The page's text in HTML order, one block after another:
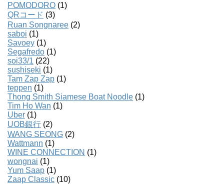
POMODORO (1)
QRコード (3)
Ruan Songnaree (2)
saboi (1)
Savoey (1)
Segafredo (1)
soi33/1 (22)
sushiseki (1)
Tam Zap Zap (1)
teppen (1)
Thong Smith Siamese Boat Noodle (1)
Tim Ho Wan (1)
Uber (1)
UOB銀行 (2)
WANG SEONG (2)
Wattmann (1)
WINE CONNECTION (1)
wongnai (1)
Yum Saap (1)
Zaap Classic (10)